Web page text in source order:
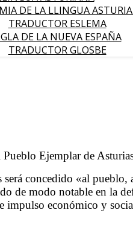
DE LA LLINGUA
TRADUCTOR ESLEMA
DE LA NUEVA ESPAÑA
TRADUCTOR GLOSBE
Ejemplar de
concedido «al pueblo,
de modo notable en la
económico y